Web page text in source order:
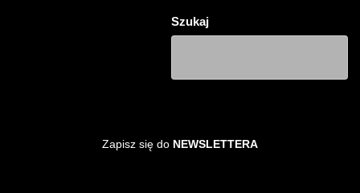
Szukaj
Zapisz się do NEWSLETTERA